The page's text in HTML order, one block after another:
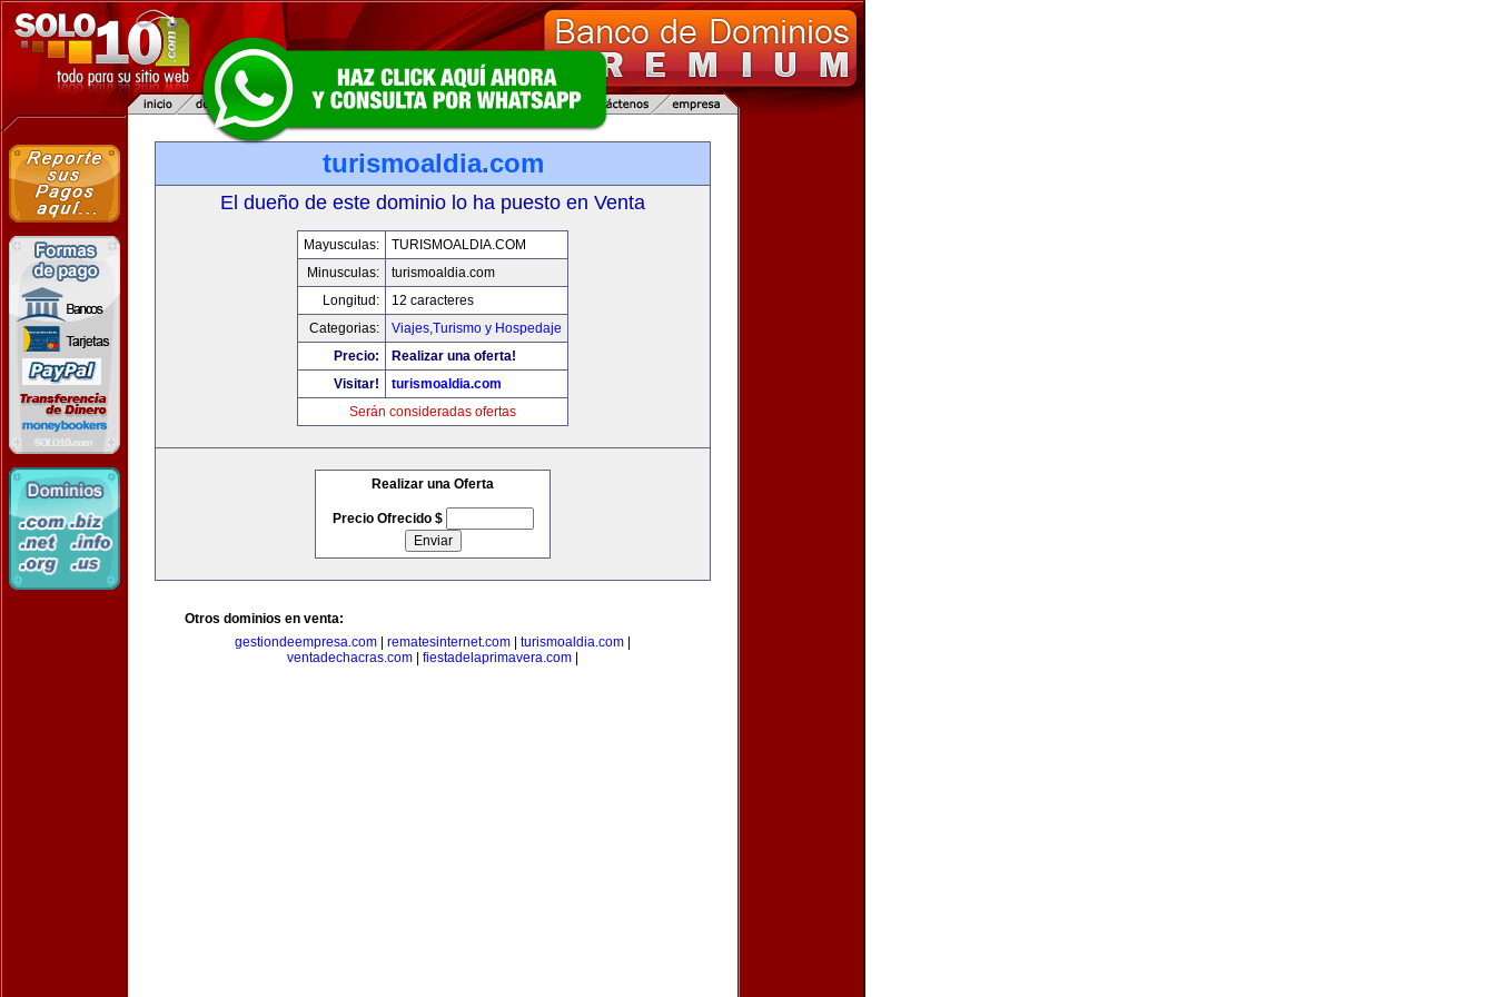
turismoaldia.com
El dueño de este dominio lo ha puesto en Venta
Mayusculas:
TURISMOALDIA.COM
Minusculas:
turismoaldia.com
Longitud:
12 caracteres
Categorias:
Viajes,Turismo y Hospedaje
Precio:
Realizar una oferta!
Visitar!
turismoaldia.com
Serán consideradas ofertas
Realizar una Oferta
Precio Ofrecido $
Otros dominios en venta:
gestiondeempresa.com
rematesinternet.com turismoaldia.com
ventadechacras.com
fiestadelaprimavera.com